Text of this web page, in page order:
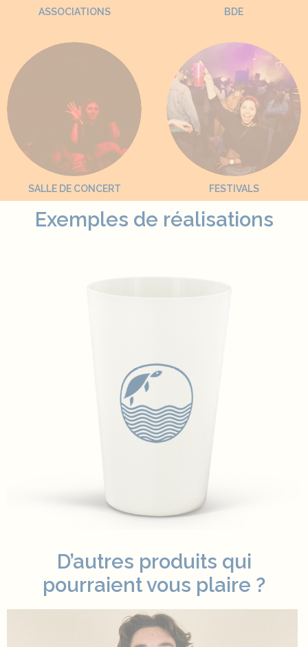
ASSOCIATIONS BDE
SALLE DE CONCERT FESTIVALS
Exemples de réalisations
D’autres produits qui
pourraient vous plaire ?